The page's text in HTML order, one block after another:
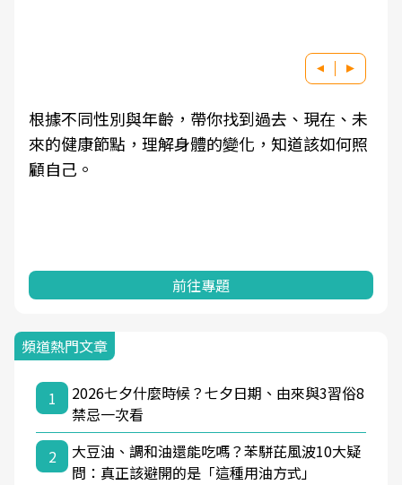
根據不同性別與年齡，帶你找到過去、現在、未
來的健康節點，理解身體的變化，知道該如何照
顧自己。
前往專題
頻道熱門文章
1
2026七夕什麼時候？七夕日期、由來與3習俗8
禁忌一次看
2
大豆油、調和油還能吃嗎？苯駢芘風波10大疑
問：真正該避開的是「這種用油方式」